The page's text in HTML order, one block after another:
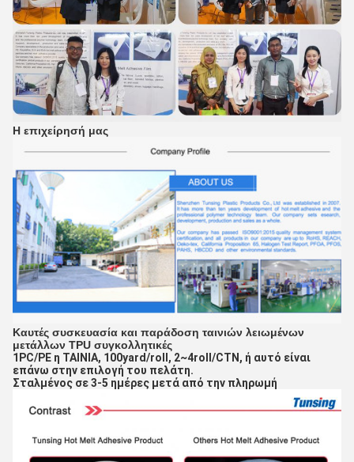
Η επιχείρησή μας
Καυτές συσκευασία και παράδοση ταινιών λειωμένων
μετάλλων TPU συγκολλητικές
1PC/PE η ΤΑΙΝΙΑ, 100yard/roll, 2~4roll/CTN, ή αυτό είναι
επάνω στην επιλογή του πελάτη.
Σταλμένος σε 3-5 ημέρες μετά από την πληρωμή